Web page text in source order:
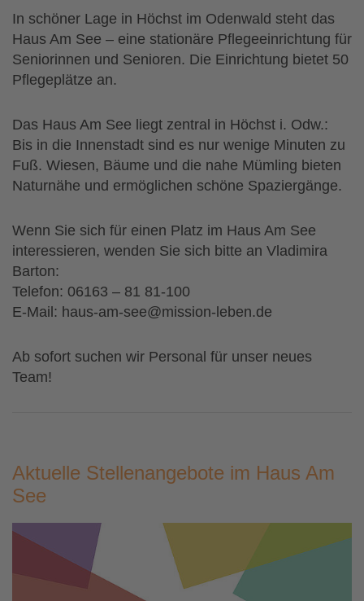
In schöner Lage in Höchst im Odenwald steht das
Haus Am See – eine stationäre Pflegeeinrichtung für
Seniorinnen und Senioren. Die Einrichtung bietet 50
Pflegeplätze an.
Das Haus Am See liegt zentral in Höchst i. Odw.:
Bis in die Innenstadt sind es nur wenige Minuten zu
Fuß. Wiesen, Bäume und die nahe Mümling bieten
Naturnähe und ermöglichen schöne Spaziergänge.
Wenn Sie sich für einen Platz im Haus Am See
interessieren, wenden Sie sich bitte an Vladimira
Barton:
Telefon: 06163 – 81 81-100
E-Mail: haus-am-see@mission-leben.de
Ab sofort suchen wir Personal für unser neues
Team!
Aktuelle Stellenangebote im Haus Am
See